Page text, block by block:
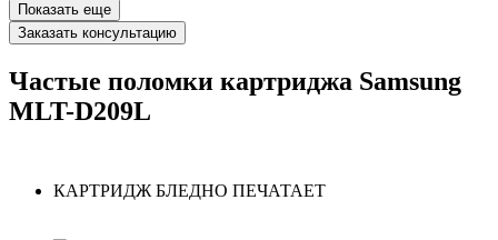
Показать еще
Заказать консультацию
Частые поломки картриджа Samsung
MLT-D209L
КАРТРИДЖ БЛЕДНО ПЕЧАТАЕТ